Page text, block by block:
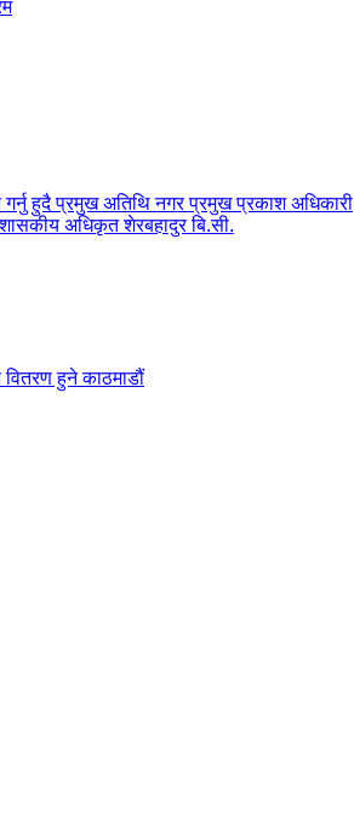
गर्नु हुदै प्रमुख अतिथि नगर प्रमुख प्रकाश अधिकारी
अधिकृत शेरबहादुर बि.सी.
हुने काठमाडौं